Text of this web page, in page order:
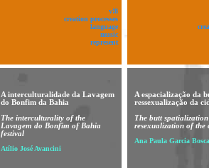
v!8
creation processes
language
music
represent
A interculturalidade da Lavagem
do Bonfim da Bahia
The interculturality of the
Lavagem do Bonfim of Bahia
festival
Atílio José Avancini
A espacialização da
ressexualização da
The butt
resexualization of the
Ana Paula Garcia